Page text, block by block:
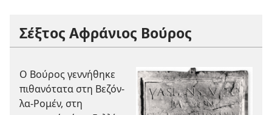
Σέξτος Αφράνιος Βούρος
Ο Βούρος γεννήθηκε
πιθανότατα στη Βεζόν-
λα-Ρομέν, στη